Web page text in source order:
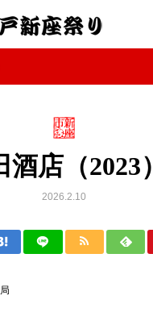
酒店（2023）
2026.2.10